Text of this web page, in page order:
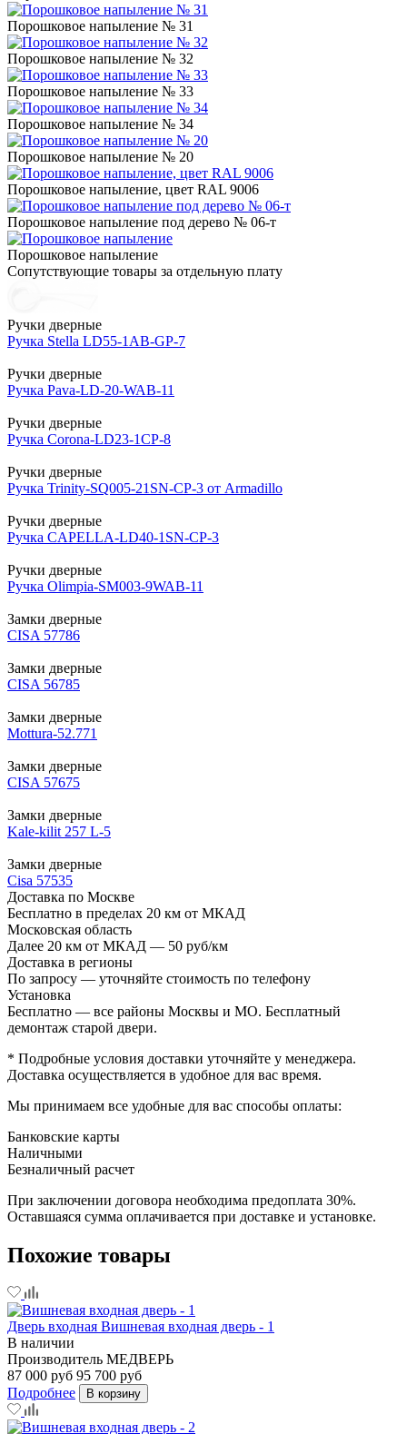
Порошковое напыление № 31
Порошковое напыление № 32
Порошковое напыление № 33
Порошковое напыление № 34
Порошковое напыление № 20
Порошковое напыление, цвет RAL 9006
Порошковое напыление под дерево № 06-т
Порошковое напыление
Сопутствующие товары за отдельную плату
Ручки дверные
Ручка Stella LD55-1AB-GP-7
Ручки дверные
Ручка Pava-LD-20-WAB-11
Ручки дверные
Ручка Corona-LD23-1CP-8
Ручки дверные
Ручка Trinity-SQ005-21SN-CP-3 от Armadillo
Ручки дверные
Ручка CAPELLA-LD40-1SN-CP-3
Ручки дверные
Ручка Olimpia-SM003-9WAB-11
Замки дверные
CISA 57786
Замки дверные
CISA 56785
Замки дверные
Mottura-52.771
Замки дверные
CISA 57675
Замки дверные
Kale-kilit 257 L-5
Замки дверные
Cisa 57535
Доставка по Москве
Бесплатно в пределах 20 км от МКАД
Московская область
Далее 20 км от МКАД — 50 руб/км
Доставка в регионы
По запросу — уточняйте стоимость по телефону
Установка
Бесплатно — все районы Москвы и МО. Бесплатный
демонтаж старой двери.
* Подробные условия доставки уточняйте у менеджера.
Доставка осуществляется в удобное для вас время.
Мы принимаем все удобные для вас способы оплаты:
Банковские карты
Наличными
Безналичный расчет
При заключении договора необходима предоплата 30%.
Оставшаяся сумма оплачивается при доставке и установке.
Похожие товары
Дверь входная Вишневая входная дверь - 1
В наличии
Производитель МЕДВЕРЬ
87 000 руб 95 700 руб
Подробнее
В корзину